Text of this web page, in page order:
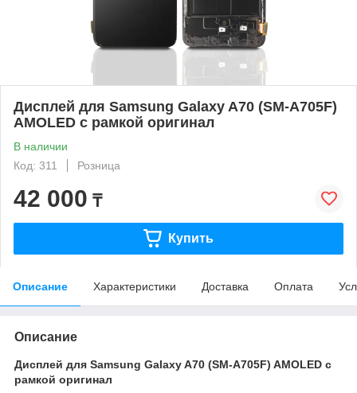
Дисплей для Samsung Galaxy A70 (SM-A705F)
AMOLED с рамкой оригинал
В наличии
Код: 311
Розница
42 000 ₸
Купить
Описание Характеристики Доставка Оплата
Описание
Дисплей для Samsung Galaxy A70 (SM-A705F) AMOLED с
рамкой оригинал